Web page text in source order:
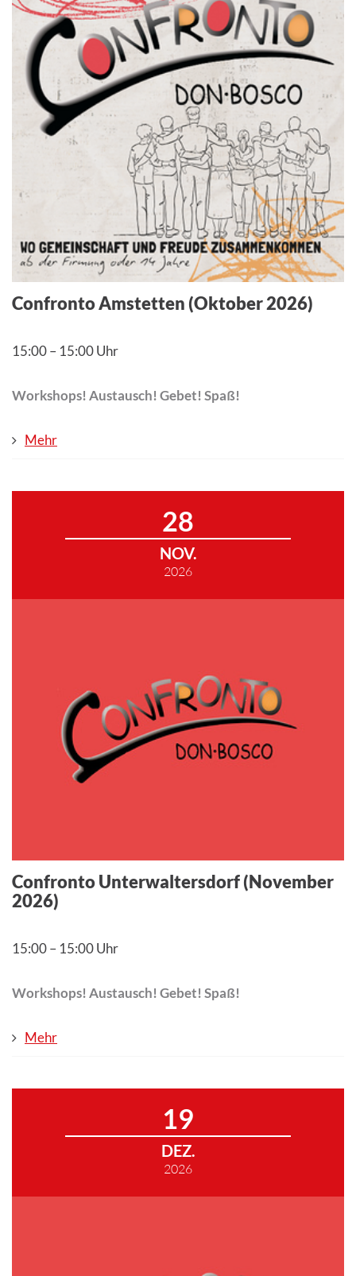
15:00 – 15:00 Uhr
Confronto Amstetten (Oktober 2026)
Workshops! Austausch! Gebet! Spaß!
Mehr
28
NOV.
2026
15:00 – 15:00 Uhr
Confronto Unterwaltersdorf (November
2026)
Workshops! Austausch! Gebet! Spaß!
Mehr
19
DEZ.
2026